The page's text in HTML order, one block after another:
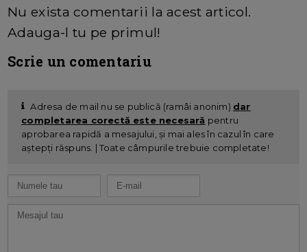
Nu exista comentarii la acest articol.
Adauga-l tu pe primul!
Scrie un comentariu
Adresa de mail nu se publică (ramâi anonim) dar
completarea corectă este necesară pentru
aprobarea rapidă a mesajului, și mai ales în cazul în care
aștepți răspuns. | Toate câmpurile trebuie completate!